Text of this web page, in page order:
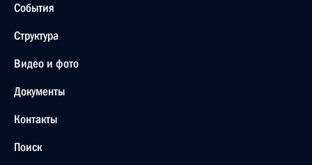
События
Структура
Видео и фото
Документы
Контакты
Поиск